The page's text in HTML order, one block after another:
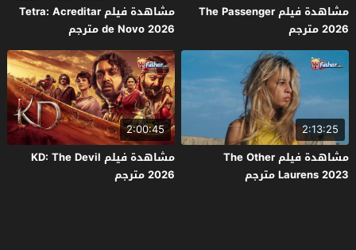
مشاهدة فيلم The Passenger
2026 مترجم
مشاهدة فيلم Tetra: Acreditar
de Novo 2026 مترجم
2:13:25
مشاهدة فيلم The Other
Laurens 2023 مترجم
2:00:45
مشاهدة فيلم KD: The Devil
2026 مترجم